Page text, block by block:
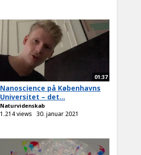
01:37
Nanoscience på Københavns
Universitet – det...
Naturvidenskab
1.214 views 30. januar 2021